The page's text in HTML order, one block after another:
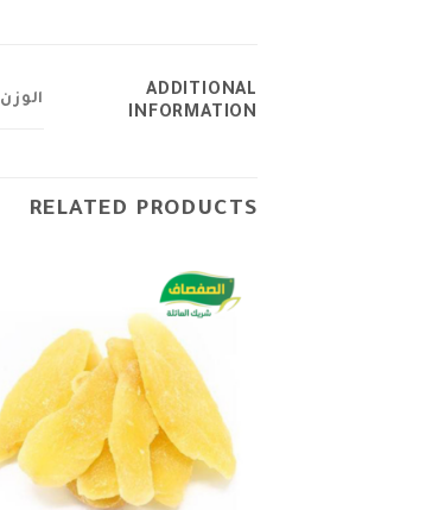
ADDITIONAL
INFORMATION
الوزن
RELATED PRODUCTS